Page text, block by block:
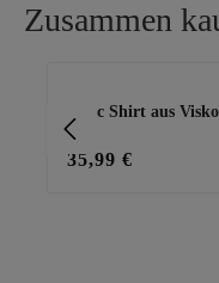
Zusammen
Basic Shirt aus
35,99 €